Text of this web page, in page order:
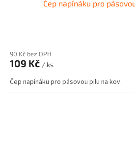
Čep napínáku pro
90 Kč bez DPH
109 Kč / ks
Čep napínáku pro pásovou pilu na kov.